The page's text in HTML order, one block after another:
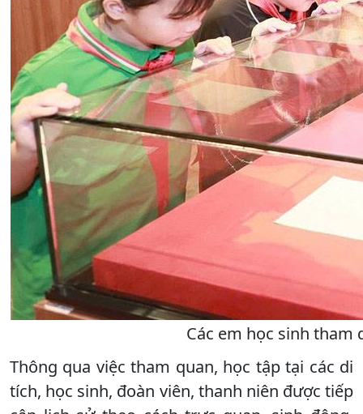
Các em học sinh tham
Thông qua việc tham quan, học tập tại các di
tích, học sinh, đoàn viên, thanh niên được tiếp